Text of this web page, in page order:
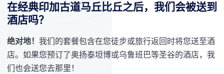
在经典印加古道马丘比丘之后，我们会被送到
酒店吗？
绝对地！ 我们的套餐包含在您徒步或旅行返回时将您送至酒
店。如果您预订了奥扬泰坦博或乌鲁班巴等圣谷的酒店，我
们也会送您去那里！